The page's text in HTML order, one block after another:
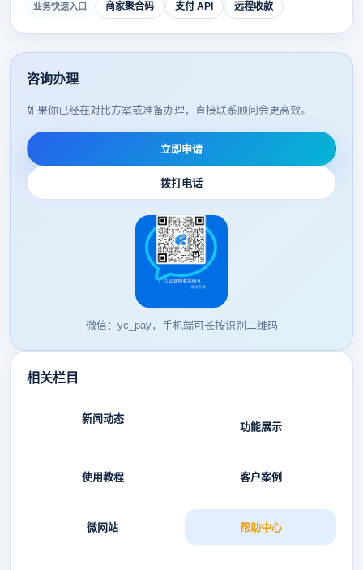
业务快速入口 商家聚合码 支付 API 远程收款
咨询办理
如果你已经在对比方案或准备办理，直接联系顾问会更高效。
立即申请
拨打电话
微信：yc_pay，手机端可长按识别二维码
相关栏目
新闻动态
功能展示
使用教程 客户案例
微网站 帮助中心